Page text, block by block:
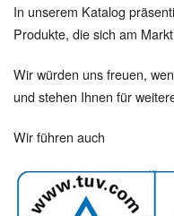
In unserem Katalog
Produkte, die sich am
Wir würden uns freuen,
und stehen Ihnen für
Wir führen auch